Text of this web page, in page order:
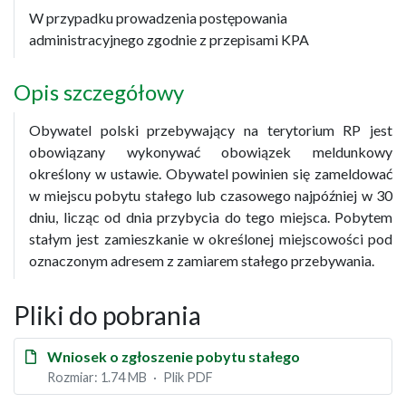
W przypadku prowadzenia postępowania
administracyjnego zgodnie z przepisami KPA
Opis szczegółowy
Obywatel polski przebywający na terytorium RP jest
obowiązany wykonywać obowiązek meldunkowy
określony w ustawie. Obywatel powinien się zameldować
w miejscu pobytu stałego lub czasowego najpóźniej w 30
dniu, licząc od dnia przybycia do tego miejsca. Pobytem
stałym jest zamieszkanie w określonej miejscowości pod
oznaczonym adresem z zamiarem stałego przebywania.
Pliki do pobrania
Wniosek o zgłoszenie pobytu stałego
Rozmiar: 1.74 MB Plik PDF